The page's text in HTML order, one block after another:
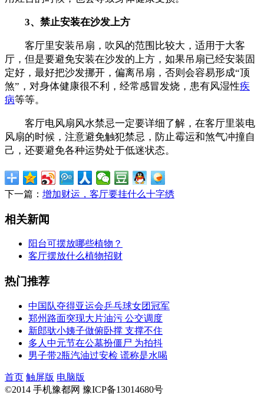
3、禁止安装在沙发上方
客厅里安装吊扇，吹风的范围比较大，适用于大客
厅，但是要避免安装在沙发的上方，如果吊扇已经安装固
定好，最好把沙发挪开，偏离吊扇，否则会容易形成“顶
煞”，对身体健康很不利，经常感冒发烧，患有风湿性疾
病等等。
客厅电风扇风水禁忌一定要详细了解，在客厅里装电
风扇的时候，注意避免触犯禁忌，防止霉运和煞气冲撞自
己，还要避免各种运势处于低迷状态。
下一篇： 增加财运，客厅要挂什么十字绣
相关新闻
阳台可摆放哪些植物？
客厅摆放什么植物招财
热门推荐
中国队夺得亚运会乒乓球女团冠军
郑州路面突现大片油污 公交调度
新郎驮小姨子做俯卧撑 支撑不住
多人中元节在公墓扮僵尸 为拍抖
男子带2瓶汽油过安检 谎称是水喝
首页 触屏版 电脑版
©2014 手机豫都网 豫ICP备13014680号